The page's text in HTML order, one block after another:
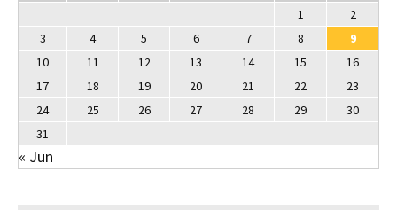
1
2
3
4 5 6 7 8
9
10
11 12 13 14 15
16
17
18 19 20 21 22
23
24
25 26 27 28 29
30
31
« Jun